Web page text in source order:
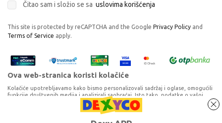
Čitao sam i složio se sa uslovima korišćenja
This site is protected by reCAPTCHA and the Google Privacy Policy and
Terms of Service apply.
Ova web-stranica koristi kolačiće
Kolačiće upotrebljavamo kako bismo personalizovali sadržaj i oglase, omogućili
funkcije društvenih medija i analizirali saobraćaj. Isto tako, podatke o vašoj
upotrebi naše web-lokacije delimo s partnerima za društvene medije,
oglašavanje i analizu, a oni ih mogu kombinovati s drugim podacima koje ste im
pružili ili koje su prikupili dok ste upotrebljavali njihove usluge. Nastavkom